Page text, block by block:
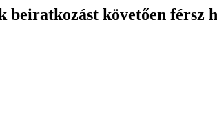
beiratkozást követően férsz